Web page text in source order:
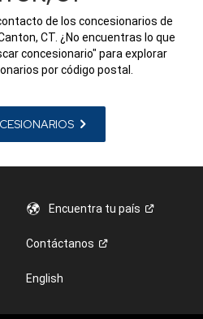
de los concesionarios de
CT. ¿No encuentras lo que
concesionario" para explorar
por código postal.
Encuentra tupaís
Contáctanos
English